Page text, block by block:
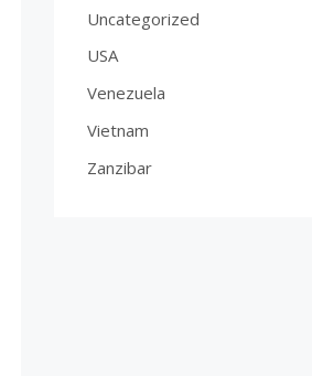
Uncategorized
USA
Venezuela
Vietnam
Zanzibar